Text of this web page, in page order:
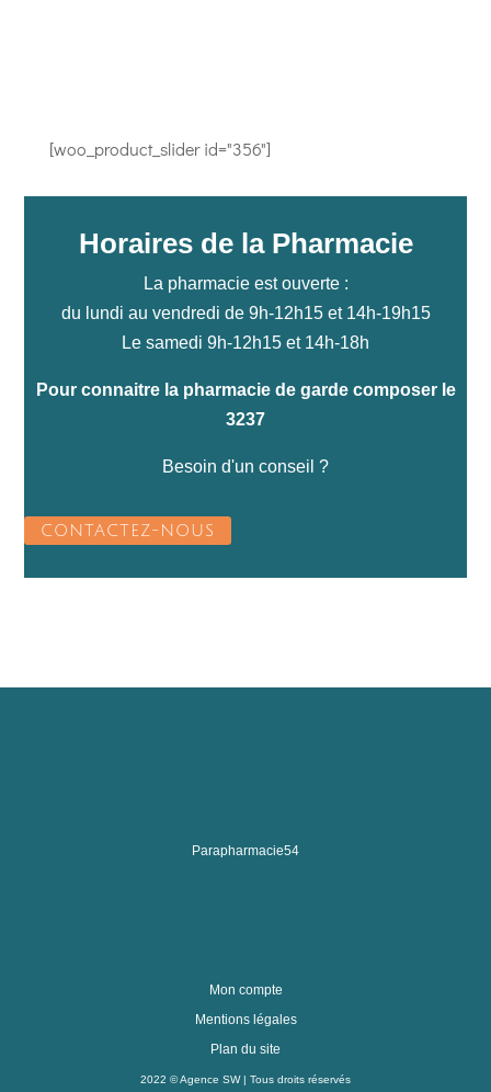
[woo_product_slider id="356"]
Horaires de la Pharmacie
La pharmacie est ouverte :
du lundi au vendredi de 9h-12h15 et 14h-19h15
Le samedi 9h-12h15 et 14h-18h
Pour connaitre la pharmacie de garde composer le
3237
Besoin d'un conseil ?
CONTACTEZ-NOUS
Parapharmacie54
Mon compte
Mentions légales
Plan du site
2022 ©Agence SW| Tous droits réservés